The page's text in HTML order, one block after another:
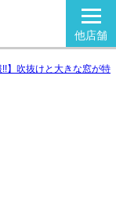
他店舗
!!】吹抜けと大きな窓が特